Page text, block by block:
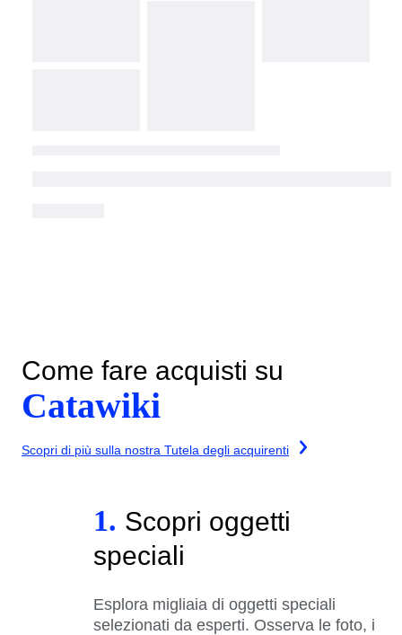
Come fare acquisti su
Catawiki
Scopri di più sulla nostra Tutela degli acquirenti
1. Scopri oggetti
speciali
Esplora migliaia di oggetti speciali
selezionati da esperti. Osserva le foto, i